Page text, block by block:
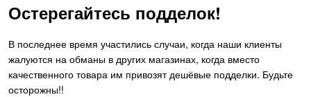
Остерегайтесь подделок!
В последнее время участились случаи, когда наши клиенты
жалуются на обманы в других магазинах, когда вместо
качественного товара им привозят дешёвые подделки. Будьте
осторожны!!